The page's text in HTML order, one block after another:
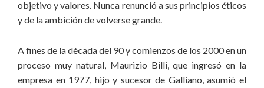
objetivo y valores. Nunca renunció a sus principios éticos
y de la ambición de volverse grande.
A fines de la década del 90 y comienzos de los 2000 en un
proceso muy natural, Maurizio Billi, que ingresó en la
empresa en 1977, hijo y sucesor de Galliano, asumió el